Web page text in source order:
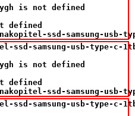
is not defined
defined
ssd-samsung-usb-
samsung-usb-type-c-1tb-
is not defined
defined
ssd-samsung-usb-
samsung-usb-type-c-1tb-